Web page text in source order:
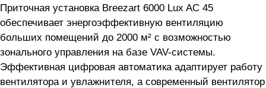
Приточная установка Breezart 6000 Lux AC 45
обеспечивает энергоэффективную вентиляцию
больших помещений до 2000 м² с возможностью
зонального управления на базе VAV-системы.
Эффективная цифровая автоматика адаптирует работу
вентилятора и увлажнителя, а современный вентилятор